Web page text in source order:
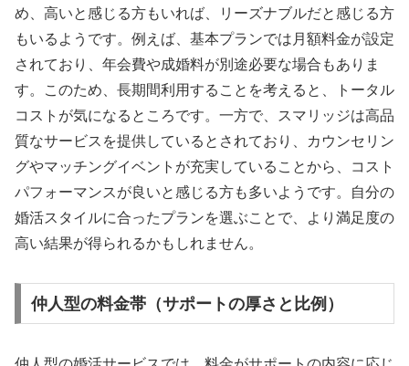
め、高いと感じる方もいれば、リーズナブルだと感じる方
もいるようです。例えば、基本プランでは月額料金が設定
されており、年会費や成婚料が別途必要な場合もありま
す。このため、長期間利用することを考えると、トータル
コストが気になるところです。一方で、スマリッジは高品
質なサービスを提供しているとされており、カウンセリン
グやマッチングイベントが充実していることから、コスト
パフォーマンスが良いと感じる方も多いようです。自分の
婚活スタイルに合ったプランを選ぶことで、より満足度の
高い結果が得られるかもしれません。
仲人型の料金帯（サポートの厚さと比例）